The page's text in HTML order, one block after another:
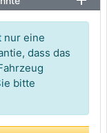
nur eine
dass das
bitte